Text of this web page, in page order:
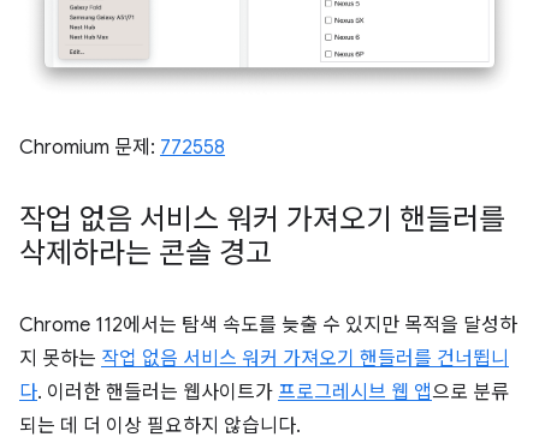
Chromium 문제: 772558
작업 없음 서비스 워커 가져오기 핸들러를
삭제하라는 콘솔 경고
Chrome 112에서는 탐색 속도를 늦출 수 있지만 목적을 달성하
지 못하는 작업 없음 서비스 워커 가져오기 핸들러를 건너뜁니
다. 이러한 핸들러는 웹사이트가 프로그레시브 웹 앱으로 분류
되는 데 더 이상 필요하지 않습니다.